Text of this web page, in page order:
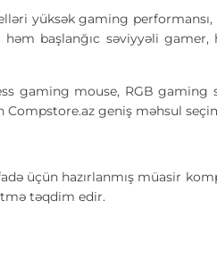
yüksək gaming performansı,
başlanğıc səviyyəli gamer,
gaming mouse, RGB gaming
geniş məhsul
üçün hazırlanmış müasir
təqdim edir.